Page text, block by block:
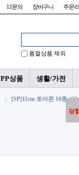
1:1문의 장바구니 주문리
품절상품 제외
PP상품 생활/가전
[SP]11cm 토마몬 10종
닫힘